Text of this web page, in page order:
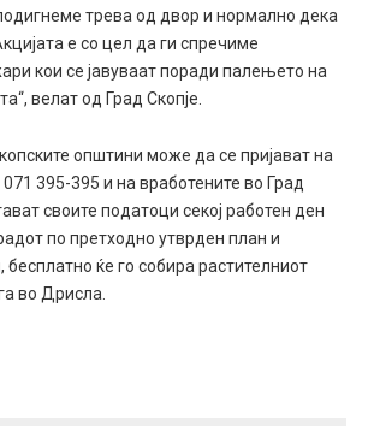
трева од двор и нормално дека
е со цел да ги спречиме
кои се јавуваат поради палењето на
велат од Град Скопје.
општини може да се пријават на
395-395 и на вработените во Град
своите податоци секој работен ден
по претходно утврден план и
ќе го собира растителниот
во Дрисла.